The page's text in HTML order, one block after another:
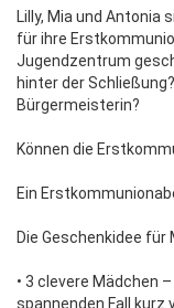
Lilly, Mia und Antonia
für ihre
Jugendzentrum
hinter der
Bürgermeisterin?
Können die
Ein
Die Geschenkidee für
• 3 clevere Mädchen
spannenden Fall kurz